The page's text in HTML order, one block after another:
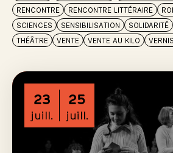
RENCONTRE
RENCONTRE LITTÉRAIRE
SCIENCES
SENSIBILISATION SOLIDARITÉ
THÉÂTRE
VENTE VENTE AU KILO
23
juill.
25
juill.